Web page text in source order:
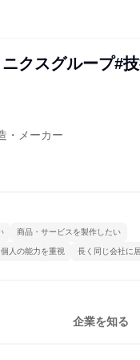
クスグループ#
・メーカー
商品・サービスを製作したい
個人の能力を重視 長く同じ会社に
企業を知る